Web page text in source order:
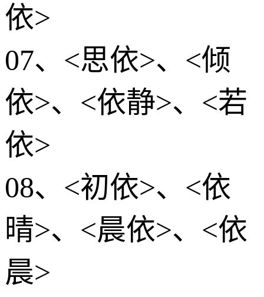
依>
07、<思依>、<倾
依>、<依静>、<若
依>
08、<初依>、<依
晴>、<晨依>、<依
晨>